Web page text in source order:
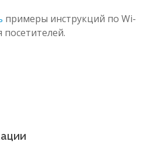
примеры инструкций по Wi-
посетителей.